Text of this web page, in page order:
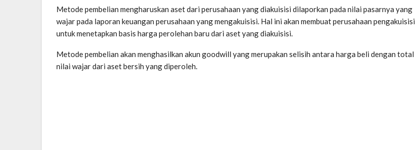
Metode pembelian mengharuskan aset dari perusahaan yang diakuisisi dilaporkan pada nilai pasarnya yang
wajar pada laporan keuangan perusahaan yang mengakuisisi. Hal ini akan membuat perusahaan pengakuisisi
untuk menetapkan basis harga perolehan baru dari aset yang diakuisisi.
Metode pembelian akan menghasilkan akun goodwill yang merupakan selisih antara harga beli dengan total
nilai wajar dari aset bersih yang diperoleh.